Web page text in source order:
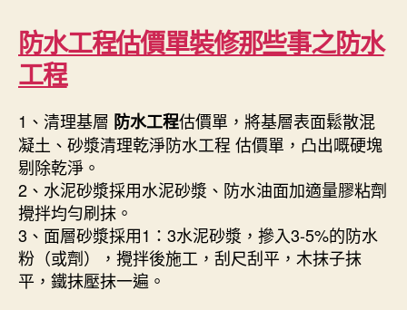
防水工程估價單裝修那些事之防水
工程
1、清理基層 防水工程估價單，將基層表面鬆散混
凝土、砂漿清理乾淨防水工程 估價單，凸出嘅硬塊
剔除乾淨。
2、水泥砂漿採用水泥砂漿、防水油面加適量膠粘劑
攪拌均勻刷抹。
3、面層砂漿採用1：3水泥砂漿，摻入3-5%的防水
粉（或劑），攪拌後施工，刮尺刮平，木抹子抹
平，鐵抹壓抹一遍。